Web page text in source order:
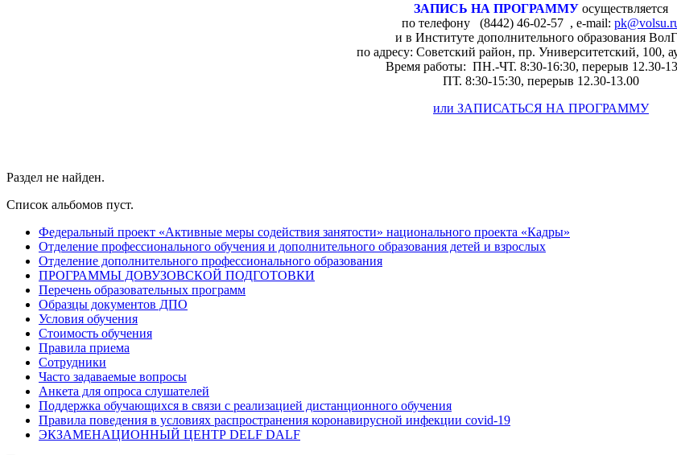
ЗАПИСЬ НА ПРОГРАММУ осуществляется
по телефону (8442) 46-02-57 , e-mail:
и в Институте дополнительного образования
по адресу: Советский район, пр. Университетский, 100,
Время работы: ПН.-ЧТ. 8:30-16:30, перерыв 12.30-
ПТ. 8:30-15:30, перерыв 12.30-13.00
или ЗАПИСАТЬСЯ НА ПРОГРАММУ
Раздел не найден.
Список альбомов пуст.
Федеральный проект «Активные меры содействия занятости» национального проекта «Кадры»
Отделение профессионального обучения и дополнительного образования детей и взрослых
Отделение дополнительного профессионального образования
ПРОГРАММЫ ДОВУЗОВСКОЙ ПОДГОТОВКИ
Перечень образовательных программ
Образцы документов ДПО
Условия обучения
Стоимость обучения
Правила приема
Сотрудники
Часто задаваемые вопросы
Анкета для опроса слушателей
Поддержка обучающихся в связи с реализацией дистанционного обучения
Правила поведения в условиях распространения коронавирусной инфекции covid-19
ЭКЗАМЕНАЦИОННЫЙ ЦЕНТР DELF DALF